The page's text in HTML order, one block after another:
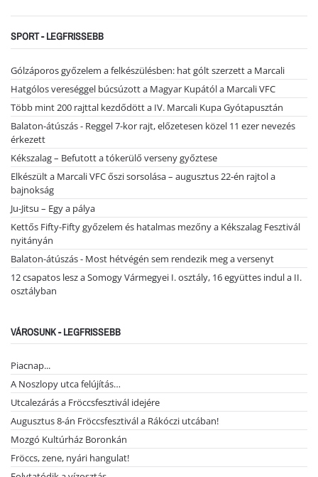
SPORT - LEGFRISSEBB
Gólzáporos győzelem a felkészülésben: hat gólt szerzett a Marcali
Hatgólos vereséggel búcsúzott a Magyar Kupától a Marcali VFC
Több mint 200 rajttal kezdődött a IV. Marcali Kupa Gyótapusztán
Balaton-átúszás - Reggel 7-kor rajt, előzetesen közel 11 ezer nevezés
érkezett
Kékszalag – Befutott a tókerülő verseny győztese
Elkészült a Marcali VFC őszi sorsolása – augusztus 22-én rajtol a
bajnokság
Ju-Jitsu – Egy a pálya
Kettős Fifty-Fifty győzelem és hatalmas mezőny a Kékszalag Fesztivál
nyitányán
Balaton-átúszás - Most hétvégén sem rendezik meg a versenyt
12 csapatos lesz a Somogy Vármegyei I. osztály, 16 együttes indul a II.
osztályban
VÁROSUNK - LEGFRISSEBB
Piacnap...
A Noszlopy utca felújítás…
Utcalezárás a Fröccsfesztivál idejére
Augusztus 8-án Fröccsfesztivál a Rákóczi utcában!
Mozgó Kultúrház Boronkán
Fröccs, zene, nyári hangulat!